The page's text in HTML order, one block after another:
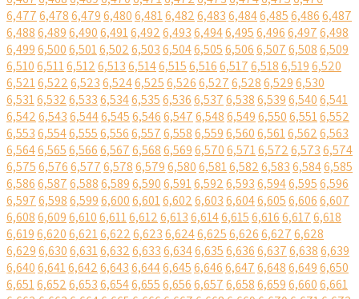
6,4776,4786,4796,4806,4816,4826,4836,4846,4856,4866,487
6,4886,4896,4906,4916,4926,4936,4946,4956,4966,4976,498
6,4996,5006,5016,5026,5036,5046,5056,5066,5076,5086,509
6,5106,5116,5126,5136,5146,5156,5166,5176,5186,5196,520
6,5216,5226,5236,5246,5256,5266,5276,5286,5296,530
6,5316,5326,5336,5346,5356,5366,5376,5386,5396,5406,541
6,5426,5436,5446,5456,5466,5476,5486,5496,5506,5516,552
6,5536,5546,5556,5566,5576,5586,5596,5606,5616,5626,563
6,5646,5656,5666,5676,5686,5696,5706,5716,5726,5736,574
6,5756,5766,5776,5786,5796,5806,5816,5826,5836,5846,585
6,5866,5876,5886,5896,5906,5916,5926,5936,5946,5956,596
6,5976,5986,5996,6006,6016,6026,6036,6046,6056,6066,607
6,6086,6096,6106,6116,6126,6136,6146,6156,6166,6176,618
6,6196,6206,6216,6226,6236,6246,6256,6266,6276,628
6,6296,6306,6316,6326,6336,6346,6356,6366,6376,6386,639
6,6406,6416,6426,6436,6446,6456,6466,6476,6486,6496,650
6,6516,6526,6536,6546,6556,6566,6576,6586,6596,6606,661